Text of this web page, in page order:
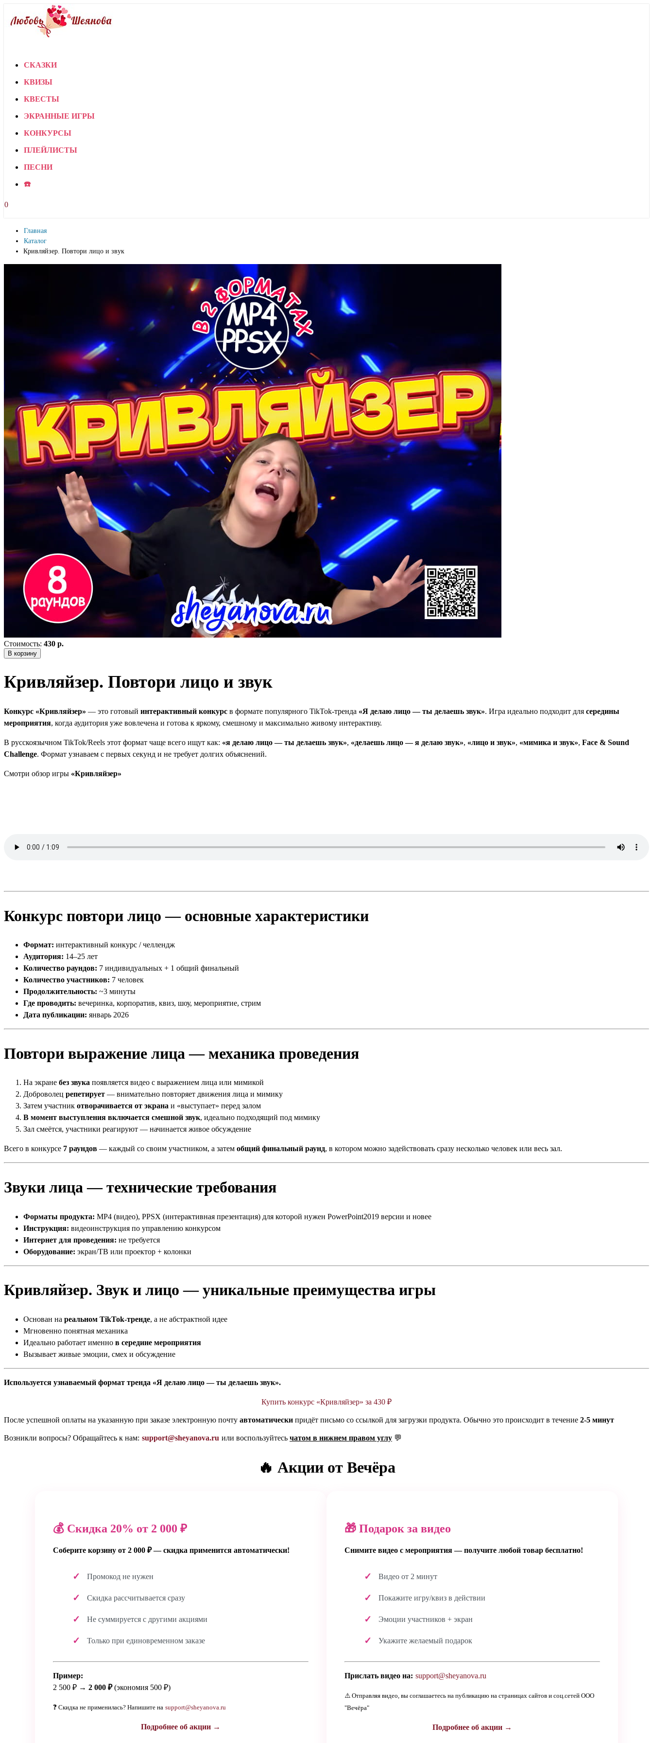
СКАЗКИ
КВИЗЫ
КВЕСТЫ
ЭКРАННЫЕ ИГРЫ
КОНКУРСЫ
ПЛЕЙЛИСТЫ
ПЕСНИ
☎️
0
Главная
Каталог
Кривляйзер. Повтори лицо и звук
Стоимость: 430 р.
В корзину
Кривляйзер. Повтори лицо и звук
Конкурс «Кривляйзер» — это готовый интерактивный конкурс в формате популярного TikTok-тренда «Я делаю лицо — ты делаешь звук». Игра идеально подходит для середины
мероприятия, когда аудитория уже вовлечена и готова к яркому, смешному и максимально живому интерактиву.
В русскоязычном TikTok/Reels этот формат чаще всего ищут как: «я делаю лицо — ты делаешь звук», «делаешь лицо — я делаю звук», «лицо и звук», «мимика и звук», Face & Sound
Challenge. Формат узнаваем с первых секунд и не требует долгих объяснений.
Смотри обзор игры «Кривляйзер»
Конкурс повтори лицо — основные характеристики
Формат: интерактивный конкурс / челлендж
Аудитория: 14–25 лет
Количество раундов: 7 индивидуальных + 1 общий финальный
Количество участников: 7 человек
Продолжительность: ~3 минуты
Где проводить: вечеринка, корпоратив, квиз, шоу, мероприятие, стрим
Дата публикации: январь 2026
Повтори выражение лица — механика проведения
На экране без звука появляется видео с выражением лица или мимикой
Доброволец репетирует — внимательно повторяет движения лица и мимику
Затем участник отворачивается от экрана и «выступает» перед залом
В момент выступления включается смешной звук, идеально подходящий под мимику
Зал смеётся, участники реагируют — начинается живое обсуждение
Всего в конкурсе 7 раундов — каждый со своим участником, а затем общий финальный раунд, в котором можно задействовать сразу несколько человек или весь зал.
Звуки лица — технические требования
Форматы продукта: MP4 (видео), PPSX (интерактивная презентация) для которой нужен PowerPoint2019 версии и новее
Инструкция: видеоинструкция по управлению конкурсом
Интернет для проведения: не требуется
Оборудование: экран/ТВ или проектор + колонки
Кривляйзер. Звук и лицо — уникальные преимущества игры
Основан на реальном TikTok-тренде, а не абстрактной идее
Мгновенно понятная механика
Идеально работает именно в середине мероприятия
Вызывает живые эмоции, смех и обсуждение
Используется узнаваемый формат тренда «Я делаю лицо — ты делаешь звук».
Купить конкурс «Кривляйзер» за 430 ₽
После успешной оплаты на указанную при заказе электронную почту автоматически придёт письмо со ссылкой для загрузки продукта. Обычно это происходит в течение 2-5 минут
Возникли вопросы? Обращайтесь к нам: support@sheyanova.ru или воспользуйтесь чатом в нижнем правом углу 💬
🔥 Акции от Вечёра
💰 Скидка 20% от 2 000 ₽
Соберите корзину от 2 000 ₽ — скидка применится автоматически!
Промокод не нужен
Скидка рассчитывается сразу
Не суммируется с другими акциями
Только при единовременном заказе
Пример:
2 500 ₽ → 2 000 ₽(экономия 500 ₽)
❓ Скидка не применилась? Напишите на support@sheyanova.ru
Подробнее об акции →
🎁 Подарок за видео
Снимите видео с мероприятия — получите любой товар бесплатно!
Видео от 2 минут
Покажите игру/квиз в действии
Эмоции участников + экран
Укажите желаемый подарок
Прислать видео на: support@sheyanova.ru
⚠️ Отправляя видео, вы соглашаетесь на публикацию на страницах сайтов и соц.сетей ООО
"Вечёра"
Подробнее об акции →